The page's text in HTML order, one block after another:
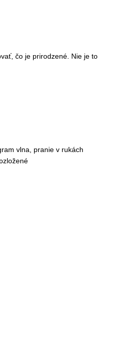
čo je prirodzené. Nie je to
vlna, pranie v rukách